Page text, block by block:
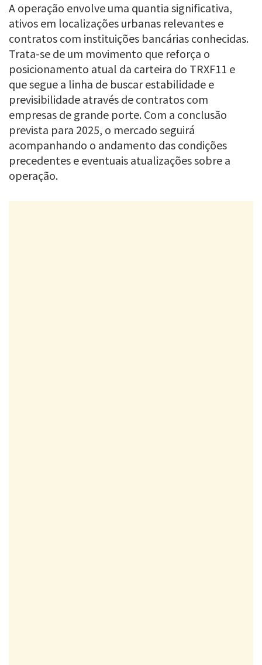
A operação envolve uma quantia significativa,
ativos em localizações urbanas relevantes e
contratos com instituições bancárias conhecidas.
Trata-se de um movimento que reforça o
posicionamento atual da carteira do TRXF11 e
que segue a linha de buscar estabilidade e
previsibilidade através de contratos com
empresas de grande porte. Com a conclusão
prevista para 2025, o mercado seguirá
acompanhando o andamento das condições
precedentes e eventuais atualizações sobre a
operação.